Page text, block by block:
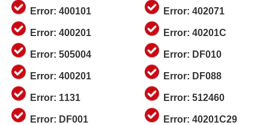
Error: 400101
Error: 400201
Error: 505004
Error: 400201
Error: 1131
Error: DF001
Error: 402071
Error: 40201C
Error: DF010
Error: DF088
Error: 512460
Error: 40201C29